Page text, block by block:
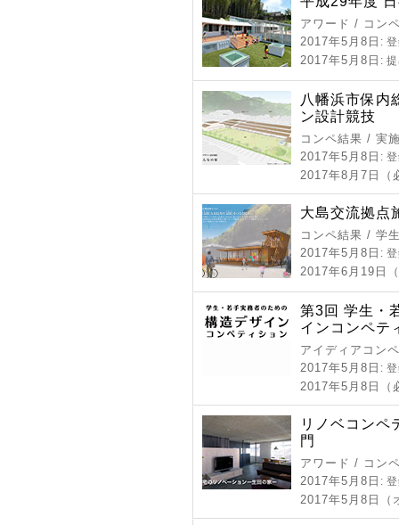
アワード / コン
2017年5月8日 :
2017年5月8日 :
八幡浜市保内
ン設計競技
コンペ結果 / 実
2017年5月8日 :
2017年8月7日（
大島交流拠点
コンペ結果 / 学
2017年5月8日 :
2017年6月19日
第3回 学生・
インコンペテ
アイディアコン
2017年5月8日 :
2017年5月8日（
リノベコンペ
門
アワード / コン
2017年5月8日 :
2017年5月8日（